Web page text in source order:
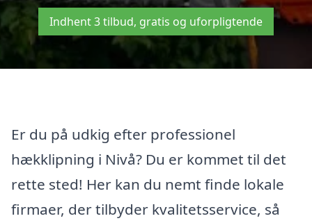
Indhent 3 tilbud, gratis og uforpligtende
Er du på udkig efter professionel
hækklipning i Nivå? Du er kommet til det
rette sted! Her kan du nemt finde lokale
firmaer, der tilbyder kvalitetsservice, så